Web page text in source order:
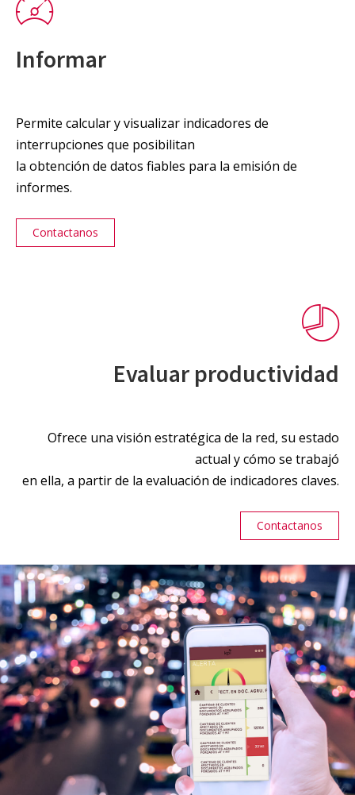
Informar
Permite calcular y visualizar indicadores de
interrupciones que posibilitan
la obtención de datos fiables para la emisión de
informes.
Contactanos
Evaluar productividad
Ofrece una visión estratégica de la red, su estado
actual y cómo se trabajó
en ella, a partir de la evaluación de indicadores claves.
Contactanos